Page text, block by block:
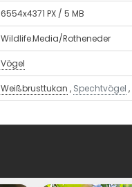
6554x4371 PX / 5 MB
Wildlife.Media/Rotheneder
Vögel
Weißbrusttukan , Spechtvögel ,